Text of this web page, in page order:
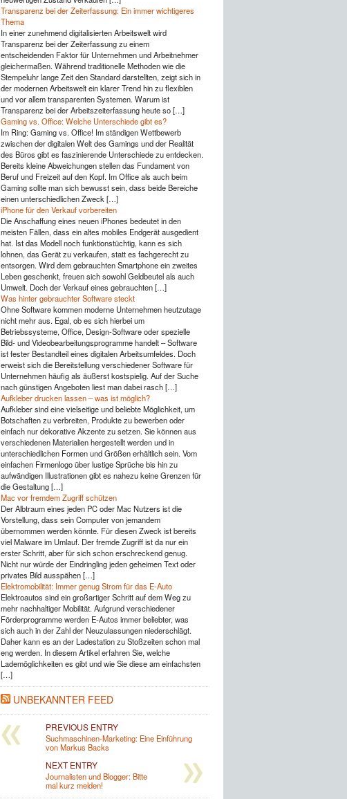
Transparenz bei der Zeiterfassung: Ein immer wichtigeres
Thema
In einer zunehmend digitalisierten Arbeitswelt wird
Transparenz bei der Zeiterfassung zu einem
entscheidenden Faktor für Unternehmen und Arbeitnehmer
gleichermaßen. Während traditionelle Methoden wie die
Stempeluhr lange Zeit den Standard darstellten, zeigt sich in
der modernen Arbeitswelt ein klarer Trend hin zu flexiblen
und vor allem transparenten Systemen. Warum ist
Transparenz bei der Arbeitszeiterfassung heute so […]
Gaming vs. Office: Welche Unterschiede gibt es?
Im Ring: Gaming vs. Office! Im ständigen Wettbewerb
zwischen der digitalen Welt des Gamings und der Realität
des Büros gibt es faszinierende Unterschiede zu entdecken.
Bereits kleine Abweichungen stellen das Fundament von
Beruf und Freizeit auf den Kopf. Im Office als auch beim
Gaming sollte man sich bewusst sein, dass beide Bereiche
einen unterschiedlichen Zweck […]
iPhone für den Verkauf vorbereiten
Die Anschaffung eines neuen iPhones bedeutet in den
meisten Fällen, dass ein altes mobiles Endgerät ausgedient
hat. Ist das Modell noch funktionstüchtig, kann es sich
lohnen, das Gerät zu verkaufen, statt es fachgerecht zu
entsorgen. Wird dem gebrauchten Smartphone ein zweites
Leben geschenkt, freuen sich sowohl Geldbeutel als auch
Umwelt. Doch der Verkauf eines gebrauchten […]
Was hinter gebrauchter Software steckt
Ohne Software kommen moderne Unternehmen heutzutage
nicht mehr aus. Egal, ob es sich hierbei um
Betriebssysteme, Office, Design-Software oder spezielle
Bild- und Videobearbeitungsprogramme handelt – Software
ist fester Bestandteil eines digitalen Arbeitsumfeldes. Doch
erweist sich die Bereitstellung verschiedener Software für
Unternehmen häufig als äußerst kostspielig. Auf der Suche
nach günstigen Angeboten liest man dabei rasch […]
Aufkleber drucken lassen – was ist möglich?
Aufkleber sind eine vielseitige und beliebte Möglichkeit, um
Botschaften zu verbreiten, Produkte zu bewerben oder
einfach nur dekorative Akzente zu setzen. Sie können aus
verschiedenen Materialien hergestellt werden und in
unterschiedlichen Formen und Größen erhältlich sein. Vom
einfachen Firmenlogo über lustige Sprüche bis hin zu
aufwändigen Illustrationen gibt es nahezu keine Grenzen für
die Gestaltung […]
Mac vor fremdem Zugriff schützen
Der Albtraum eines jeden PC oder Mac Nutzers ist die
Vorstellung, dass sein Computer von jemandem
übernommen werden könnte. Für diesen Zweck ist bereits
viel Malware im Umlauf. Der fremde Zugriff ist da nur ein
erster Schritt, aber für sich schon erschreckend genug.
Nicht nur würde der Eindringling jeden geheimen Text oder
privates Bild ausspähen […]
Elektromobilität: Immer genug Strom für das E-Auto
Elektroautos sind ein großartiger Schritt auf dem Weg zu
mehr nachhaltiger Mobilität. Aufgrund verschiedener
Förderprogramme werden E-Autos immer beliebter, was
sich auch in der Zahl der Neuzulassungen niederschlägt.
Daher kann es an der Ladestation zu Stoßzeiten schon mal
eng werden. In diesem Artikel erfahren Sie, welche
Lademöglichkeiten es gibt und wie Sie diese am einfachsten
[…]
UNBEKANNTER FEED
PREVIOUS ENTRY
Suchmaschinen-Marketing: Eine Einführung
von Markus Backs
NEXT ENTRY
Journalisten und Blogger: Bitte
mal kurz melden!